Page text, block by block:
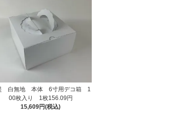
白無地 本体 6寸用デコ箱 1
00枚入り 1枚156.09円
15,609円(税込)